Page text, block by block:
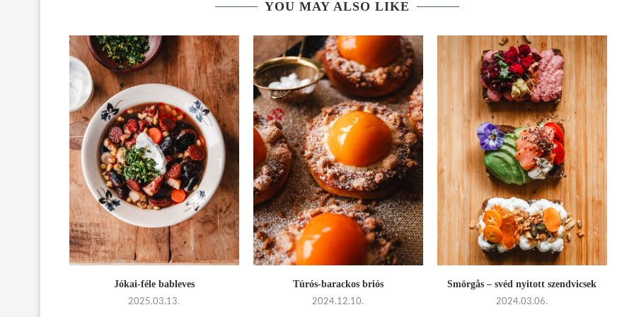
YOU MAY ALSO LIKE
Jókai-féle bableves
2025.03.13.
Túrós-barackos briós
2024.12.10.
Smörgås – svéd nyitott szendvicsek
2024.03.06.